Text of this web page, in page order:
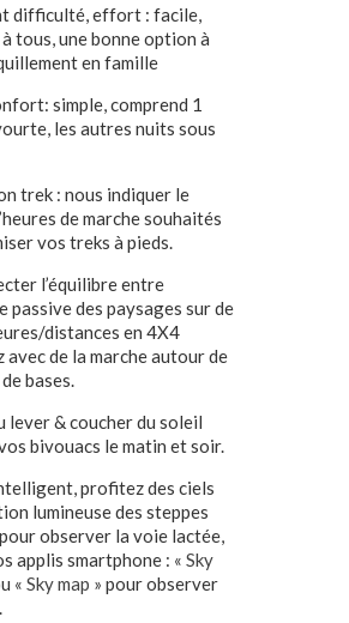
difficulté, effort : facile,
tous, une bonne option à
en famille
simple, comprend 1
les autres nuits sous
trek : nous indiquer le
de marche souhaités
vos treks à pieds.
l’équilibre entre
passive des paysages sur de
distances en 4X4
avec de la marche autour de
bases.
lever & coucher du soleil
bivouacs le matin et soir.
profitez des ciels
lumineuse des steppes
observer la voie lactée,
applis smartphone : « Sky
« Sky map » pour observer